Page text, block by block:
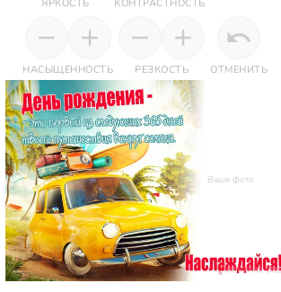
ЯРКОСТЬ КОНТРАСТНОСТЬ
НАСЫЩЕННОСТЬ РЕЗКОСТЬ ОТМЕНИТЬ
Ваше фото